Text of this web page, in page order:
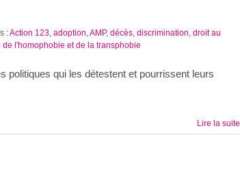
:Action 123 adoption AMP, décès discrimination droit au
l'homophobie et de la transphobie
politiques qui les détestent et pourrissent leurs
Lire la suite